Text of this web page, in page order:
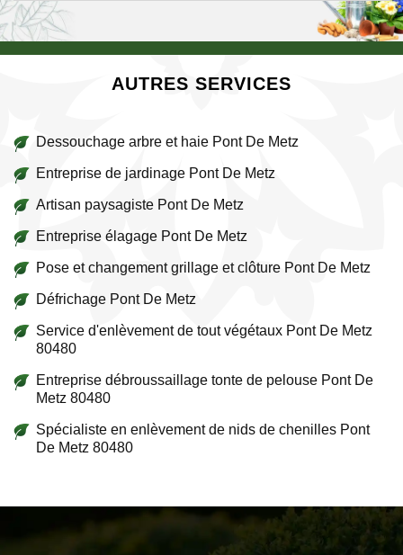
AUTRES SERVICES
Dessouchage arbre et haie Pont De Metz
Entreprise de jardinage Pont De Metz
Artisan paysagiste Pont De Metz
Entreprise élagage Pont De Metz
Pose et changement grillage et clôture Pont De Metz
Défrichage Pont De Metz
Service d'enlèvement de tout végétaux Pont De Metz
80480
Entreprise débroussaillage tonte de pelouse Pont De
Metz 80480
Spécialiste en enlèvement de nids de chenilles Pont
De Metz 80480